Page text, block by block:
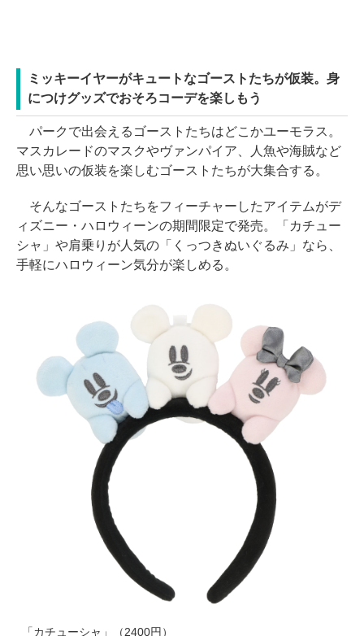
ミッキーイヤーがキュートなゴーストたちが仮装。身
につけグッズでおそろコーデを楽しもう
パークで出会えるゴーストたちはどこかユーモラス。
マスカレードのマスクやヴァンパイア、人魚や海賊など
思い思いの仮装を楽しむゴーストたちが大集合する。
そんなゴーストたちをフィーチャーしたアイテムがデ
ィズニー・ハロウィーンの期間限定で発売。「カチュー
シャ」や肩乗りが人気の「くっつきぬいぐるみ」なら、
手軽にハロウィーン気分が楽しめる。
「カチューシャ」（2400円）